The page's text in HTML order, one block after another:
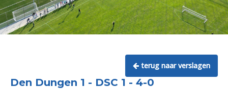
terug naar verslagen
Den Dungen 1 - DSC 1 - 4-0